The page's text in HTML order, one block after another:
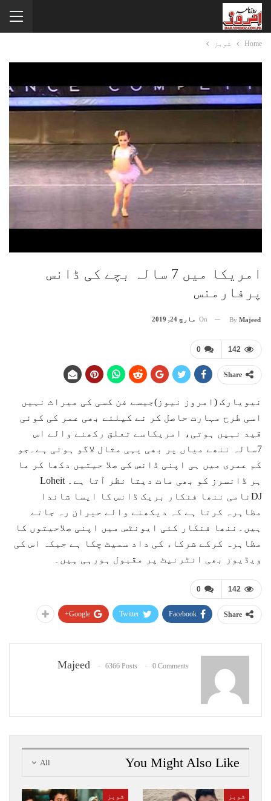
Home شوبز
امریکا میں 7 سالہ بچے کی ڈانس
پرفارمنس
By Majeed
On مارچ 24, 2019
0 142
Share
نیویارک (امروز نیوز)جیسے فن کسی کی میراث نہیں
اسی طرح مہارت حاصل کر نے کیلئے بھی عمر کی کوئی
قید نہیں ہوتی، امریکاسے تعلق رکھنے والے اس
7سالہ ننھے میاں پر بھی یہی مثال لاگو ہوتی ہے۔جو
کم عمری میں ہی اپنی ڈانس کی صلا حیتیں دکھا کر ما
ہر ڈانسرز کو بھی مات دیتا نظر آتا ہے۔ Loheit
DJنامی ننھا فنکار بریک ڈانس کا ایسا شاندا
مظاہرہ کرتا ہے کہ دیکھنے والے حیران رہ جاتے
ہیں۔ننھا فنکار کئی ایونٹس میں اپنی صلاحیتوں کا
مظاہرہ کرکے شرکاء کی داد سمیٹ چکا ہے جبکہ اس کی
ویڈیوز بھی انٹرنیٹ پر مقبول ہورہی ہیں۔
0 142
Share
Facebook
Twitter
Google+
Majeed 6366 Posts 0 Comments
All You Might Also Like
شوبز شوبز